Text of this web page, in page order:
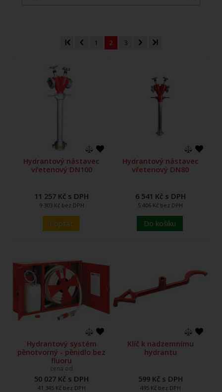
1 2 3
Hydrantový nástavec
vřetenový DN100
11 257 Kč s DPH
9 303 Kč bez DPH
Poptat
Hydrantový nástavec
vřetenový DN80
6 541 Kč s DPH
5 406 Kč bez DPH
Do košíku
Hydrantový systém
pěnotvorný - pěnidlo bez
fluoru
cena od
50 027 Kč s DPH
41 345 Kč bez DPH
Klíč k nadzemnímu
hydrantu
599 Kč s DPH
495 Kč bez DPH